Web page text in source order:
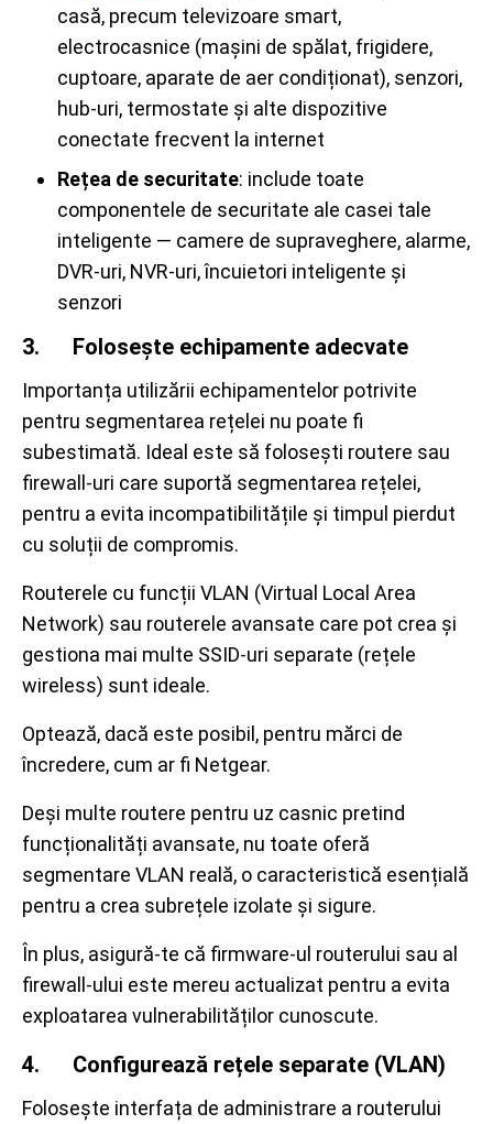
casă, precum televizoare smart,
electrocasnice (mașini de spălat, frigidere,
cuptoare, aparate de aer condiționat), senzori,
hub-uri, termostate și alte dispozitive
conectate frecvent la internet
Rețea de securitate: include toate
componentele de securitate ale casei tale
inteligente — camere de supraveghere, alarme,
DVR-uri, NVR-uri, încuietori inteligente și
senzori
3. Folosește echipamente adecvate
Importanța utilizării echipamentelor potrivite
pentru segmentarea rețelei nu poate fi
subestimată. Ideal este să folosești routere sau
firewall-uri care suportă segmentarea rețelei,
pentru a evita incompatibilitățile și timpul pierdut
cu soluții de compromis.
Routerele cu funcții VLAN (Virtual Local Area
Network) sau routerele avansate care pot crea și
gestiona mai multe SSID-uri separate (rețele
wireless) sunt ideale.
Optează, dacă este posibil, pentru mărci de
încredere, cum ar fi Netgear.
Deși multe routere pentru uz casnic pretind
funcționalități avansate, nu toate oferă
segmentare VLAN reală, o caracteristică esențială
pentru a crea subrețele izolate și sigure.
În plus, asigură-te că firmware-ul routerului sau al
firewall-ului este mereu actualizat pentru a evita
exploatarea vulnerabilităților cunoscute.
4. Configurează rețele separate (VLAN)
Folosește interfața de administrare a routerului